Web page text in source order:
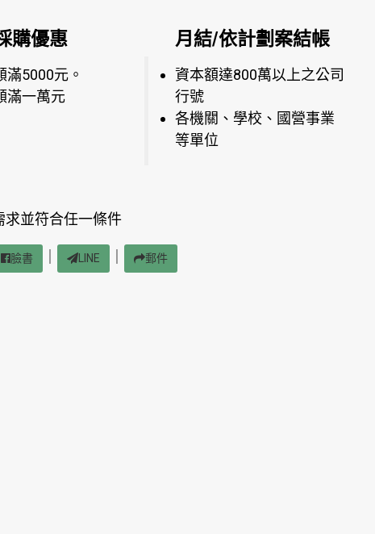
購優惠
滿5000元。
滿一萬元
月結/依計劃案結帳
資本額達800萬以上之公司
行號
各機關、學校、國營事業
等單位
求並符合任一條件
臉書 LINE 郵件